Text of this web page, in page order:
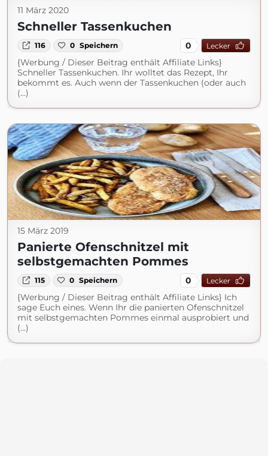
11 März 2020
Schneller Tassenkuchen
116 0 Speichern 0 Lecker
{Werbung / Dieser Beitrag enthält Affiliate Links}
Schneller Tassenkuchen. Ihr wolltet das Rezept, Ihr
bekommt es. Auch wenn der Tassenkuchen (oder auch
(...)
15 März 2019
Panierte Ofenschnitzel mit
selbstgemachten Pommes
115 0 Speichern 0 Lecker
{Werbung / Dieser Beitrag enthält Affiliate Links} Ich
sage Euch eines. Wenn Ihr die panierten Ofenschnitzel
mit selbstgemachten Pommes einmal ausprobiert und
(...)